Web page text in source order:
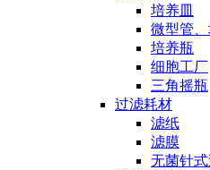
培养皿
微型管
培养瓶
细胞工厂
三角摇瓶
过滤耗材
滤纸
滤膜
无菌针